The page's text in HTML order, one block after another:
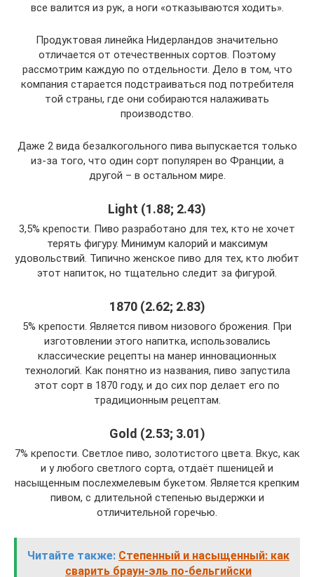
все валится из рук, а ноги «отказываются ходить».
Продуктовая линейка Нидерландов значительно
отличается от отечественных сортов. Поэтому
рассмотрим каждую по отдельности. Дело в том, что
компания старается подстраиваться под потребителя
той страны, где они собираются налаживать
производство.
Даже 2 вида безалкогольного пива выпускается только
из-за того, что один сорт популярен во Франции, а
другой – в остальном мире.
Light (1.88; 2.43)
3,5% крепости. Пиво разработано для тех, кто не хочет
терять фигуру. Минимум калорий и максимум
удовольствий. Типично женское пиво для тех, кто любит
этот напиток, но тщательно следит за фигурой.
1870 (2.62; 2.83)
5% крепости. Является пивом низового брожения. При
изготовлении этого напитка, использовались
классические рецепты на манер инновационных
технологий. Как понятно из названия, пиво запустила
этот сорт в 1870 году, и до сих пор делает его по
традиционным рецептам.
Gold (2.53; 3.01)
7% крепости. Светлое пиво, золотистого цвета. Вкус, как
и у любого светлого сорта, отдаёт пшеницей и
насыщенным послехмелевым букетом. Является крепким
пивом, с длительной степенью выдержки и
отличительной горечью.
Читайте также: Степенный и насыщенный: как
сварить браун-эль по-бельгийски